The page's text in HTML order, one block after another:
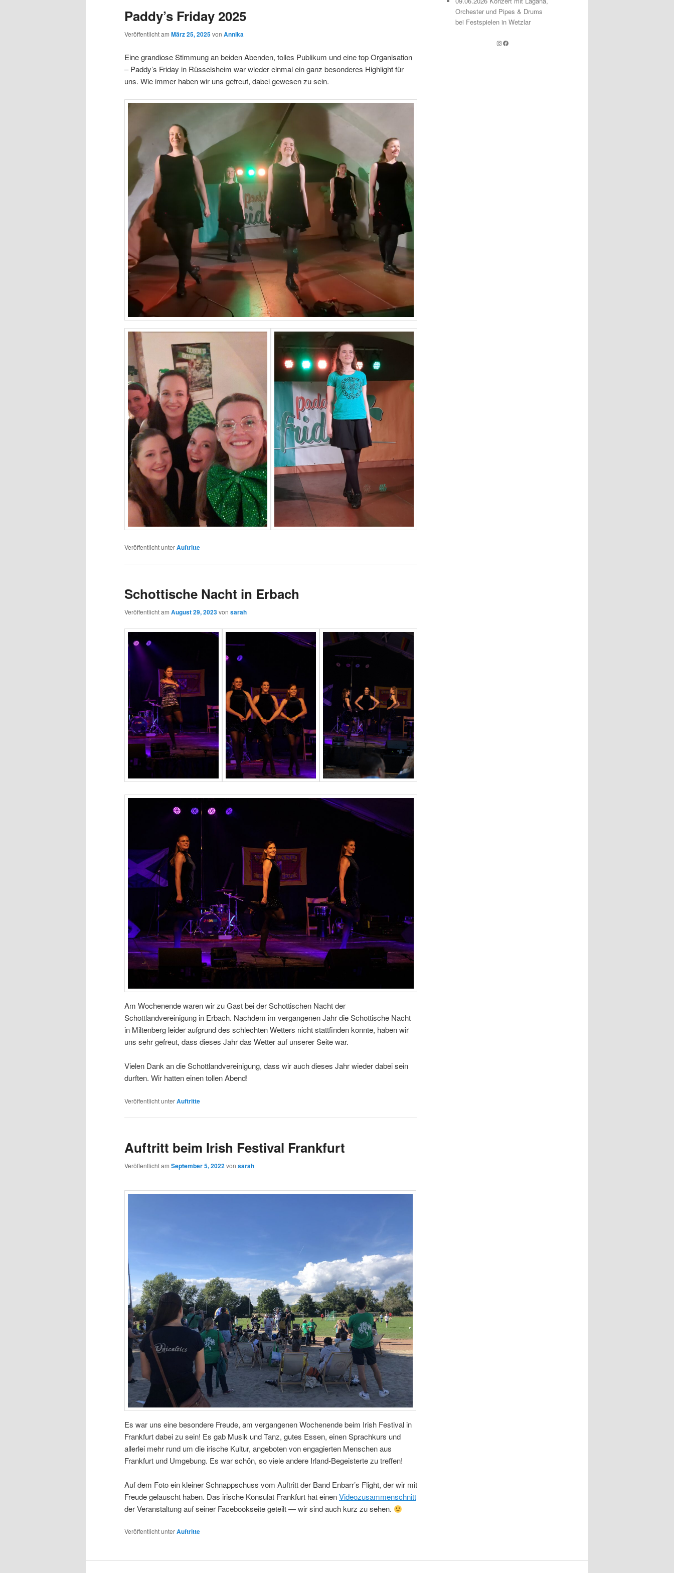
Paddy’s Friday 2025
Veröffentlicht am März 25, 2025von Annika
Eine grandiose Stimmung an beiden Abenden, tolles Publikum und eine top Organisation
– Paddy’s Friday in Rüsselsheim war wieder einmal ein ganz besonderes Highlight für
uns. Wie immer haben wir uns gefreut, dabei gewesen zu sein.
Veröffentlicht unterAuftritte
Schottische Nacht in Erbach
Veröffentlicht am August 29, 2023von sarah
Am Wochenende waren wir zu Gast bei der Schottischen Nacht der
Schottlandvereinigung in Erbach. Nachdem im vergangenen Jahr die Schottische Nacht
in Miltenberg leider aufgrund des schlechten Wetters nicht stattfinden konnte, haben wir
uns sehr gefreut, dass dieses Jahr das Wetter auf unserer Seite war.
Vielen Dank an die Schottlandvereinigung, dass wir auch dieses Jahr wieder dabei sein
durften. Wir hatten einen tollen Abend!
Veröffentlicht unterAuftritte
Auftritt beim Irish Festival Frankfurt
Veröffentlicht am September 5, 2022von sarah
Es war uns eine besondere Freude, am vergangenen Wochenende beim Irish Festival in
Frankfurt dabei zu sein! Es gab Musik und Tanz, gutes Essen, einen Sprachkurs und
allerlei mehr rund um die irische Kultur, angeboten von engagierten Menschen aus
Frankfurt und Umgebung. Es war schön, so viele andere Irland-Begeisterte zu treffen!
Auf dem Foto ein kleiner Schnappschuss vom Auftritt der Band Enbarr’s Flight, der wir mit
Freude gelauscht haben. Das irische Konsulat Frankfurt hat einenVideozusammenschnitt
der Veranstaltung auf seiner Facebookseite geteilt — wir sind auch kurz zu sehen.
Veröffentlicht unterAuftritte
Orchester und Pipes & Drums
bei Festspielen in Wetzlar
Instagram
Facebook